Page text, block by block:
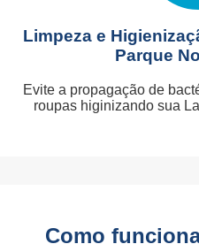
Limpeza e
Parque
Evite a propagação de
roupas higinizando sua
Como